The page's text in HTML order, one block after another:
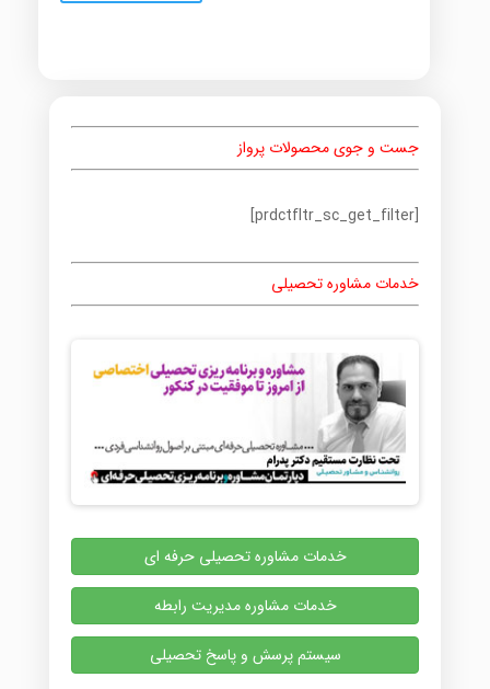
جست و جوی محصولات پرواز
[prdctfltr_sc_get_filter]
خدمات مشاوره تحصیلی
خدمات مشاوره تحصیلی حرفه ای
خدمات مشاوره مدیریت رابطه
سیستم پرسش و پاسخ تحصیلی